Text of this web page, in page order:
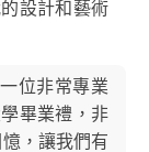
設計和藝術
位非常專業
畢業禮，非
，讓我們有